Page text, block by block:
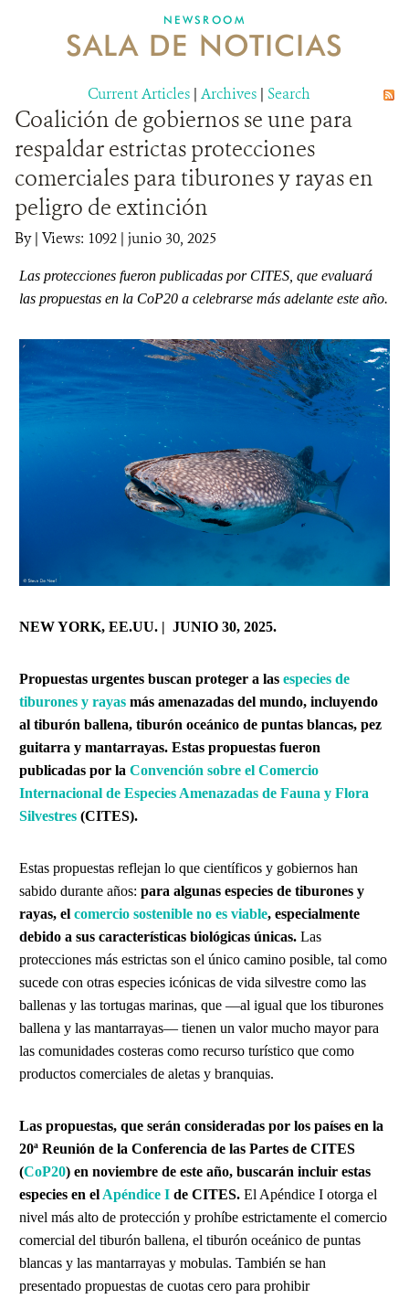
MECANISMO DE ATENCIÓN DE QUEJAS Y RECLAMOS
DONA
NEWSROOM
SALA DE NOTICIAS
Current Articles | Archives | Search
Coalición de gobiernos se une para
respaldar estrictas protecciones
comerciales para tiburones y rayas en
peligro de extinción
By| Views: 1092 | junio 30, 2025
Las protecciones fueron publicadas por CITES, que evaluará
las propuestas en la CoP20 a celebrarse más adelante este año.
NEW YORK, EE.UU. | JUNIO 30, 2025.
Propuestas urgentes buscan proteger a las especies de
tiburones y rayas más amenazadas del mundo, incluyendo
al tiburón ballena, tiburón oceánico de puntas blancas, pez
guitarra y mantarrayas. Estas propuestas fueron
publicadas por la Convención sobre el Comercio
Internacional de Especies Amenazadas de Fauna y Flora
Silvestres (CITES).
Estas propuestas reflejan lo que científicos y gobiernos han
sabido durante años: para algunas especies de tiburones y
rayas, el comercio sostenible no es viable, especialmente
debido a sus características biológicas únicas. Las
protecciones más estrictas son el único camino posible, tal como
sucede con otras especies icónicas de vida silvestre como las
ballenas y las tortugas marinas, que —al igual que los tiburones
ballena y las mantarrayas— tienen un valor mucho mayor para
las comunidades costeras como recurso turístico que como
productos comerciales de aletas y branquias.
Las propuestas, que serán consideradas por los países en la
20ª Reunión de la Conferencia de las Partes de CITES
(CoP20) en noviembre de este año, buscarán incluir estas
especies en el Apéndice I de CITES. El Apéndice I otorga el
nivel más alto de protección y prohíbe estrictamente el comercio
comercial del tiburón ballena, el tiburón oceánico de puntas
blancas y las mantarrayas y mobulas. También se han
presentado propuestas de cuotas cero para prohibir